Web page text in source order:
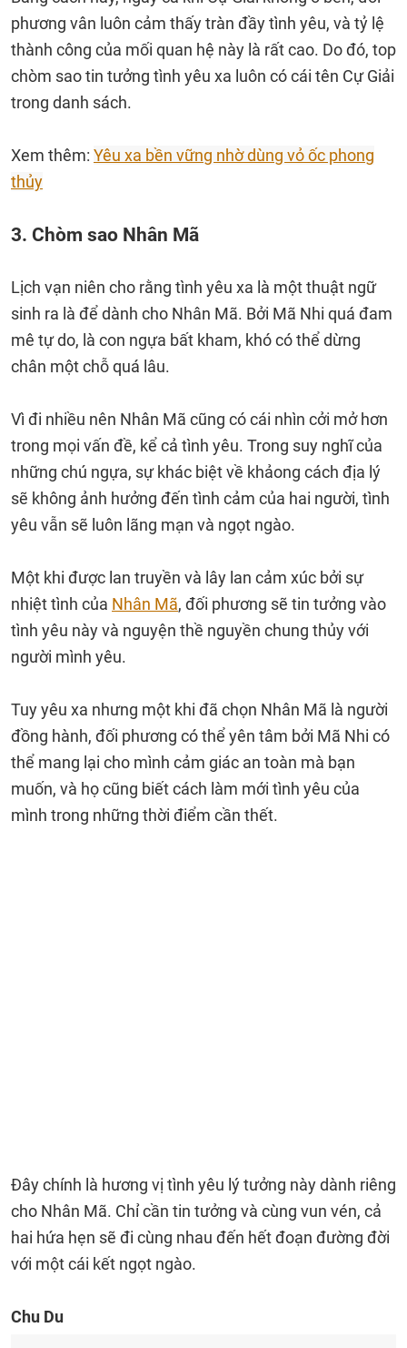
phương vân luôn cảm thấy tràn đầy tình yêu, và tỷ lệ
thành công của mối quan hệ này là rất cao. Do đó, top
chòm sao tin tưởng tình yêu xa luôn có cái tên Cự Giải
trong danh sách.
Xem thêm: Yêu xa bền vững nhờ dùng vỏ ốc phong
thủy
3. Chòm sao Nhân Mã
Lịch vạn niên cho rằng tình yêu xa là một thuật ngữ
sinh ra là để dành cho Nhân Mã. Bởi Mã Nhi quá đam
mê tự do, là con ngựa bất kham, khó có thể dừng
chân một chỗ quá lâu.
Vì đi nhiều nên Nhân Mã cũng có cái nhìn cởi mở hơn
trong mọi vấn đề, kể cả tình yêu. Trong suy nghĩ của
những chú ngựa, sự khác biệt về khảong cách địa lý
sẽ không ảnh hưởng đến tình cảm của hai người, tình
yêu vẫn sẽ luôn lãng mạn và ngọt ngào.
Một khi được lan truyền và lây lan cảm xúc bởi sự
nhiệt tình của Nhân Mã, đối phương sẽ tin tưởng vào
tình yêu này và nguyện thề nguyền chung thủy với
người mình yêu.
Tuy yêu xa nhưng một khi đã chọn Nhân Mã là người
đồng hành, đối phương có thể yên tâm bởi Mã Nhi có
thể mang lại cho mình cảm giác an toàn mà bạn
muốn, và họ cũng biết cách làm mới tình yêu của
mình trong những thời điểm cần thết.
Đây chính là hương vị tình yêu lý tưởng này dành riêng
cho Nhân Mã. Chỉ cần tin tưởng và cùng vun vén, cả
hai hứa hẹn sẽ đi cùng nhau đến hết đoạn đường đời
với một cái kết ngọt ngào.
Chu Du